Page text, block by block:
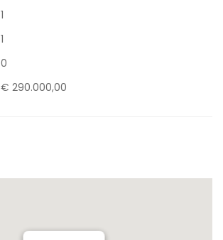
1
1
0
€ 290.000,00